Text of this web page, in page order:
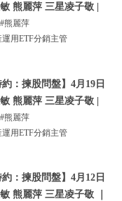
熊麗萍 三星凌子敬 |
熊麗萍
用ETF分銷主管
約：揀股問盤】4月19日
熊麗萍 三星凌子敬 |
熊麗萍
用ETF分銷主管
約：揀股問盤】4月12日
熊麗萍 三星凌子敬 ｜